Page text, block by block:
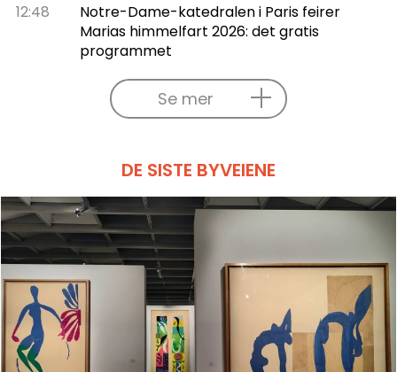
12:48
Notre-Dame-katedralen i Paris feirer
Marias himmelfart 2026: det gratis
programmet
Se mer
DE SISTE BYVEIENE